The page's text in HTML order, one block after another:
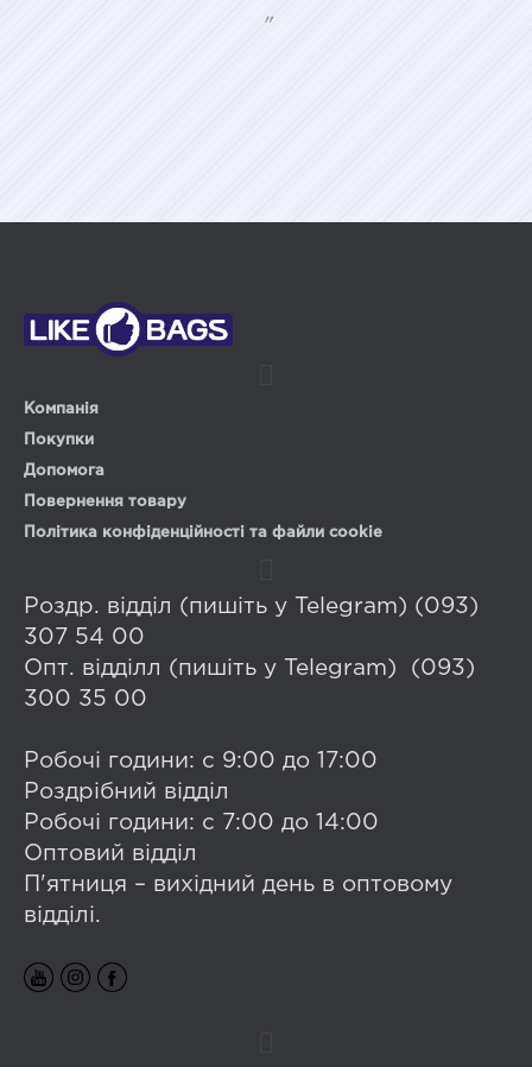
"
Компанія
Покупки
Допомога
Повернення товару
Політика конфіденційності та файли cookie
Роздр. відділ (пишіть у Telegram) (093)
307 54 00
Опт. відділл (пишіть у Telegram) (093)
300 35 00
Робочі години: с 9:00 до 17:00
Роздрібний відділ
Робочі години: с 7:00 до 14:00
Оптовий відділ
П'ятниця – вихідний день в оптовому
відділі.